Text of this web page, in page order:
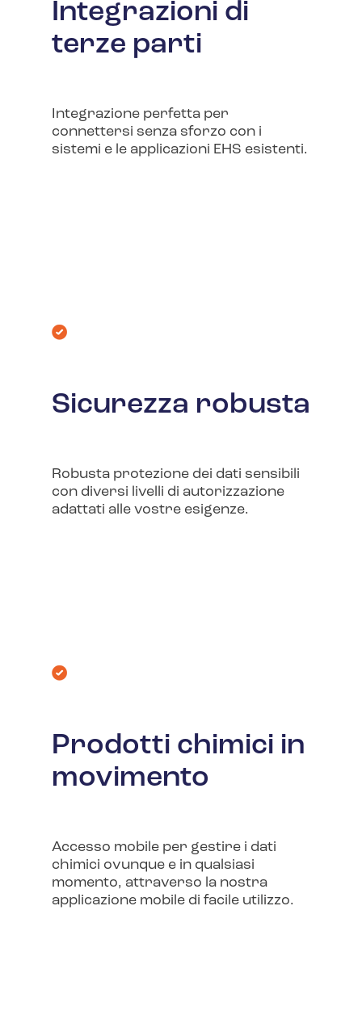
Integrazioni di
terze parti
Integrazione perfetta per
connettersi senza sforzo con i
sistemi e le applicazioni EHS esistenti.
Sicurezza robusta
Robusta protezione dei dati sensibili
con diversi livelli di autorizzazione
adattati alle vostre esigenze.
Prodotti chimici in
movimento
Accesso mobile per gestire i dati
chimici ovunque e in qualsiasi
momento, attraverso la nostra
applicazione mobile di facile utilizzo.